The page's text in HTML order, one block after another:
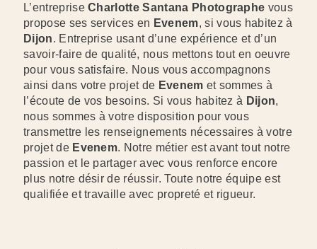
L’entrepriseCharlotte Santana Photographe vous
propose ses services en Evenem, si vous habitez à
Dijon. Entreprise usant d’une expérience et d’un
savoir-faire de qualité, nous mettons tout en oeuvre
pour vous satisfaire. Nous vous accompagnons
ainsi dans votre projet de Evenem et sommes à
l’écoute de vos besoins. Si vous habitez à Dijon,
nous sommes à votre disposition pour vous
transmettre les renseignements nécessaires à votre
projet de Evenem. Notre métier est avant tout notre
passion et le partager avec vous renforce encore
plus notre désir de réussir. Toute notre équipe est
qualifiée et travaille avec propreté et rigueur.